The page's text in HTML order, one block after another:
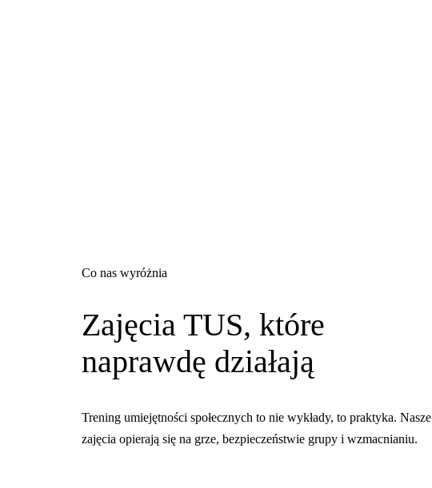
Co nas wyróżnia
Zajęcia TUS, które
naprawdę działają
Trening umiejętności społecznych to nie wykłady, to praktyka. Nasze
zajęcia opierają się na grze, bezpieczeństwie grupy i wzmacnianiu.